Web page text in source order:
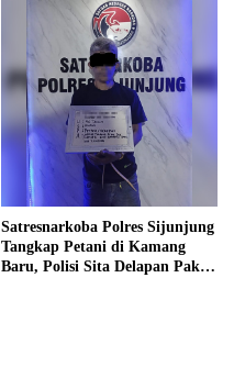
Satresnarkoba Polres Sijunjung
Tangkap Petani di Kamang
Baru, Polisi Sita Delapan Paket